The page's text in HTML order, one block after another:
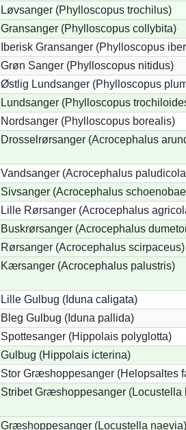
Løvsanger (Phylloscopus trochilus)
Gransanger (Phylloscopus collybita)
Iberisk Gransanger (Phylloscopus
Grøn Sanger (Phylloscopus nitidus)
Østlig Lundsanger (Phylloscopus
Lundsanger (Phylloscopus
Nordsanger (Phylloscopus borealis)
Drosselrørsanger (Acrocephalus
Vandsanger (Acrocephalus
Sivsanger (Acrocephalus
Lille Rørsanger (Acrocephalus
Buskrørsanger (Acrocephalus
Rørsanger (Acrocephalus scirpaceus)
Kærsanger (Acrocephalus palustris)
Lille Gulbug (Iduna caligata)
Bleg Gulbug (Iduna pallida)
Spottesanger (Hippolais polyglotta)
Gulbug (Hippolais icterina)
Stor Græshoppesanger (Helopsaltes
Stribet Græshoppesanger (Locustella
Græshoppesanger (Locustella naevia)